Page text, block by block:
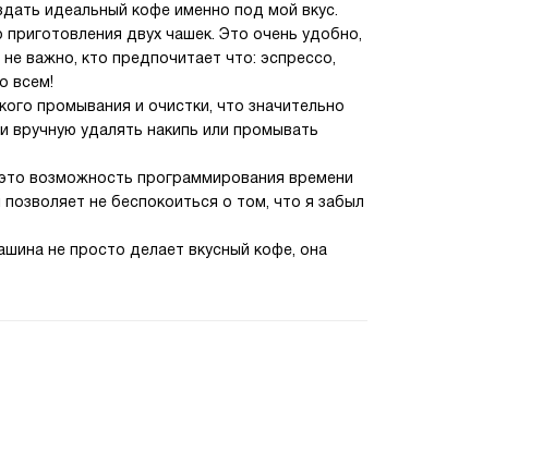
идеальный кофе именно под мой вкус.
двух чашек. Это очень удобно,
важно, кто предпочитает что: эспрессо,
всем!
промывания и очистки, что значительно
вручную удалять накипь или промывать
возможность программирования времени
не беспокоиться о том, что я забыл
не просто делает вкусный кофе, она